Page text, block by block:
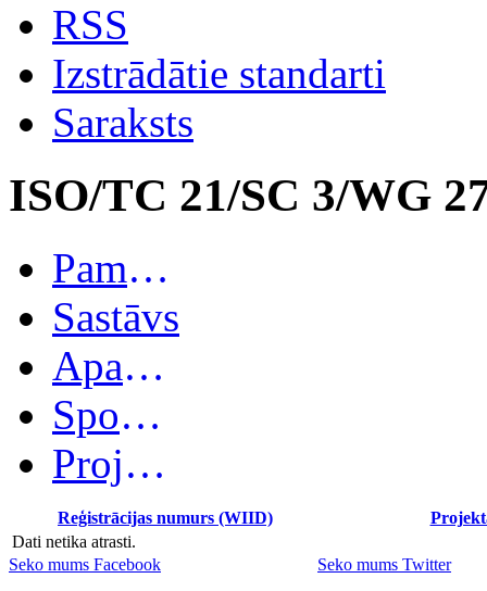
RSS
Izstrādātie standarti
Saraksts
ISO/TC 21/SC 3/WG
Pamatinformācija
Sastāvs
Apakškomitejas
Spoguļkomitejas
Projekti
Reģistrācijas numurs (WIID)
Dati netika atrasti.
Seko mums Facebook
Seko mums Twitter